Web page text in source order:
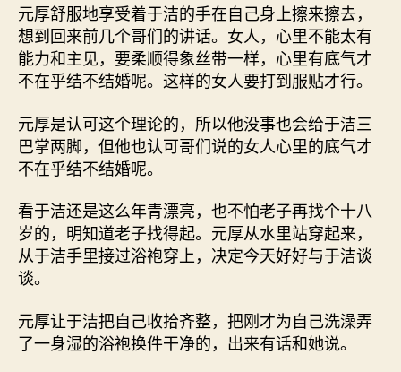
元厚舒服地享受着于洁的手在自己身上擦来擦去，
想到回来前几个哥们的讲话。女人，心里不能太有
能力和主见，要柔顺得象丝带一样，心里有底气才
不在乎结不结婚呢。这样的女人要打到服贴才行。
元厚是认可这个理论的，所以他没事也会给于洁三
巴掌两脚，但他也认可哥们说的女人心里的底气才
不在乎结不结婚呢。
看于洁还是这么年青漂亮，也不怕老子再找个十八
岁的，明知道老子找得起。元厚从水里站穿起来，
从于洁手里接过浴袍穿上，决定今天好好与于洁谈
谈。
元厚让于洁把自己收拾齐整，把刚才为自己洗澡弄
了一身湿的浴袍换件干净的，出来有话和她说。